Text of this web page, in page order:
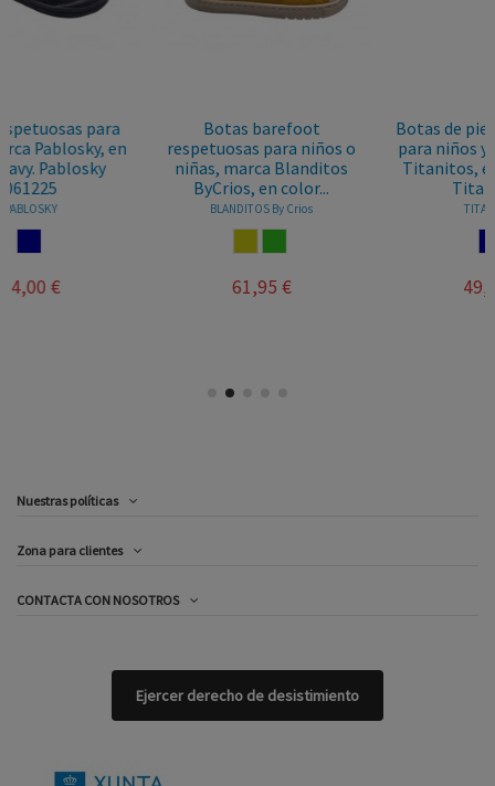
niños o
Botas de piel respetuosas
para niños y niñas, marca
Titanitos, en color navy.
Titanitos...
TITANITOS
Botas de piel
para niños y niñas,
Andanines, en color
castoro....
Nuestras políticas
Zona para clientes
CONTACTA CON NOSOTROS
Ejercer derecho de desistimiento